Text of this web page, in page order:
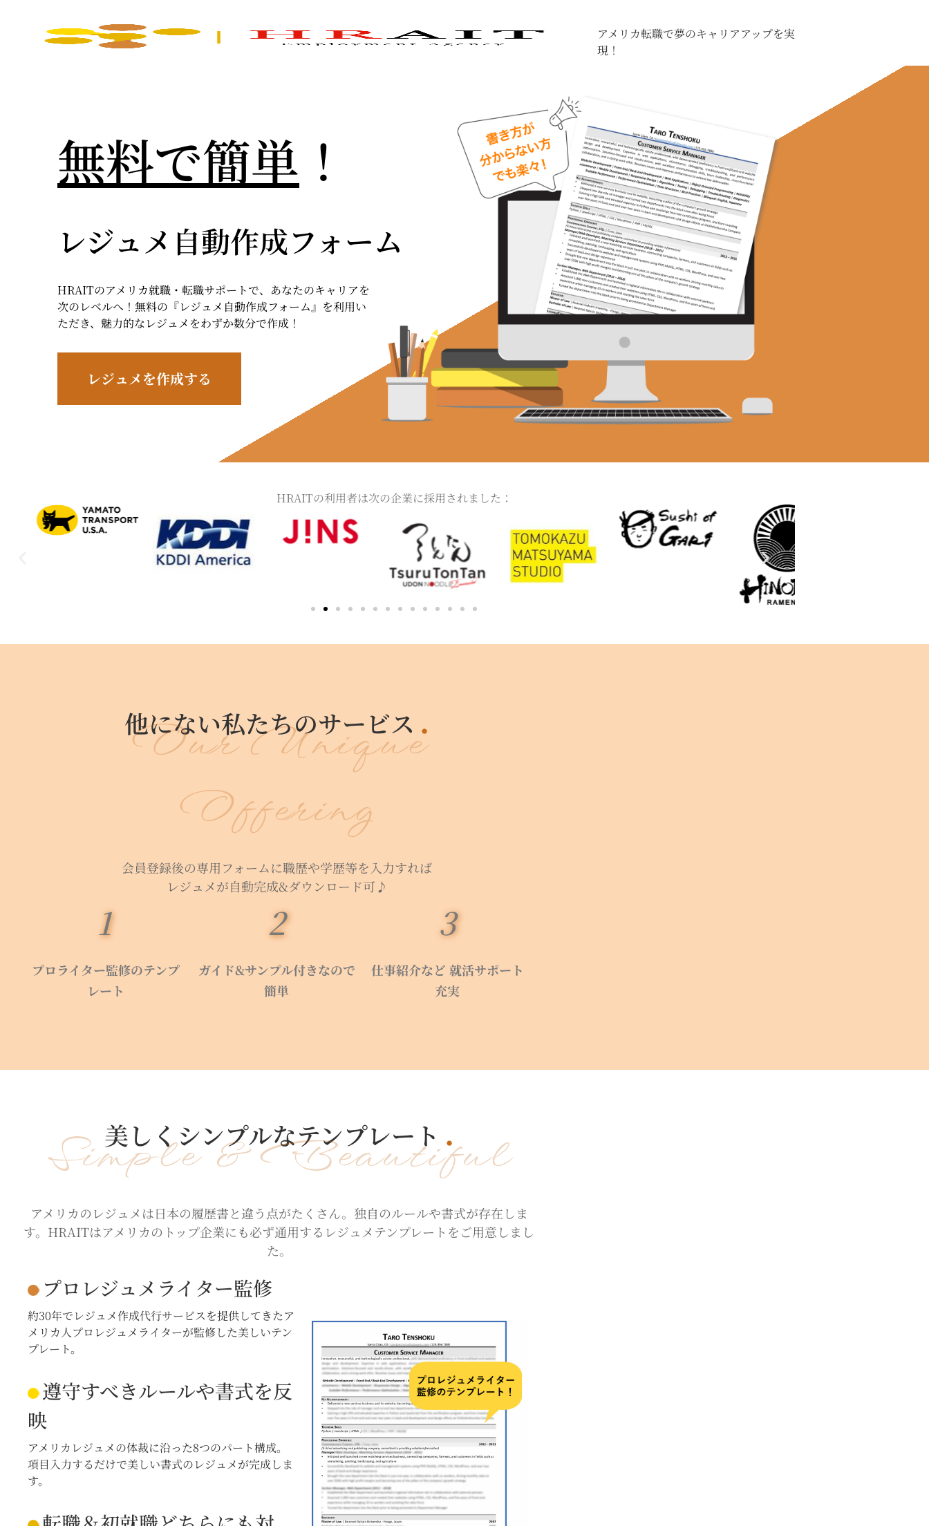
アメリカ転職で夢のキャリアアップを実
現！
無料で簡単 ！
レジュメ自動作成フォーム
HRAITのアメリカ就職・転職サポートで、あなたのキャリアを
次のレベルへ！無料の『レジュメ自動作成フォーム』を利用い
ただき、魅力的なレジュメをわずか数分で作成！
レジュメを作成する
HRAITの利用者は次の企業に採用されました：
他にない私たちのサービス
Our Unique
Offering
会員登録後の専用フォームに職歴や学歴等を入力すれば
レジュメが自動完成&ダウンロード可♪
1
プロライター監修のテンプ
レート
2
ガイド&サンプル付きなので
簡単
3
仕事紹介など 就活サポート
充実
美しくシンプルなテンプレート
Simple & Beautiful
アメリカのレジュメは日本の履歴書と違う点がたくさん。独自のルールや書式が存在しま
す。HRAITはアメリカのトップ企業にも必ず通用するレジュメテンプレートをご用意しまし
た。
プロレジュメライター監修
約30年でレジュメ作成代行サービスを提供してきたア
メリカ人プロレジュメライターが監修した美しいテン
プレート。
遵守すべきルールや書式を反
映
アメリカレジュメの体裁に沿った8つのパート構成。
項目入力するだけで美しい書式のレジュメが完成しま
す。